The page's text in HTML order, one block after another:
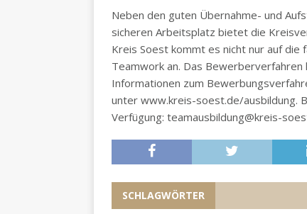
Neben den guten Übernahme- und
sicheren Arbeitsplatz bietet die
Kreis Soest kommt es nicht nur auf die
Teamwork an. Das
Informationen zum
unter www.kreis-soest.de/ausbildung.
Verfügung: teamausbildung@kreis-
SCHLAGWÖRTER